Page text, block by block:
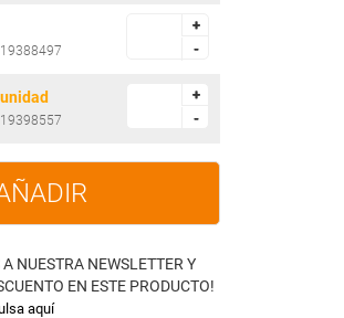
+
-
+
-
+
-
+
-
NUESTRA NEWSLETTER Y
EN ESTE PRODUCTO!
aquí